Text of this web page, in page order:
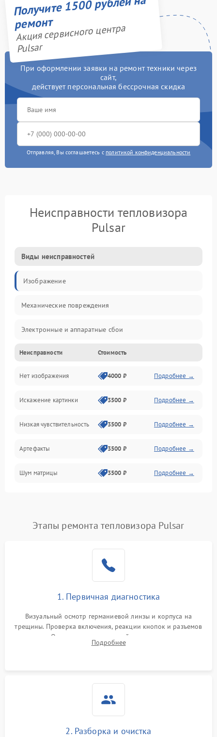
Получите 1500 рублей на
ремонт
Акция сервисного центра
Pulsar
При оформлении заявки на ремонт техники через
сайт,
действует персональная бессрочная скидка
Отправляя, Вы соглашаетесь с политикой конфиденциальности
Неисправности тепловизора
Pulsar
Виды неисправностей
Изображение
Механические повреждения
Электронные и аппаратные сбои
Неисправности сенсора и оптики
Программные ошибки
Электропитание
Измерения
Матрица
Проблемы питания
Сбои коммуникаций и интерфейсов
Экран (дисплей)
Неисправности Стоимость
Нет изображения 4000 ₽ Подробнее →
Искажение картинки 3500 ₽ Подробнее →
Низкая чувствительность 3500 ₽ Подробнее →
Артефакты 3500 ₽ Подробнее →
Шум матрицы 3500 ₽ Подробнее →
Этапы ремонта тепловизора Pulsar
1. Первичная диагностика
Визуальный осмотр германиевой линзы и корпуса на
трещины. Проверка включения, реакции кнопок и разъемов
зарядки. Оценка вывода тепловой сигнатуры на экран,
проверка базовых функций и считывание системных
Подробнее
2. Разборка и очистка